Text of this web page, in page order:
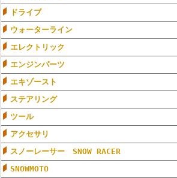
ドライブ
ウォーターライン
エレクトリック
エンジンパーツ
エキゾースト
ステアリング
ツール
アクセサリ
スノーレーサー SNOW RACER
SNOWMOTO